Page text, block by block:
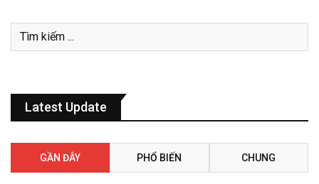
Latest Update
GẦN ĐÂY PHỔ BIẾN CHUNG